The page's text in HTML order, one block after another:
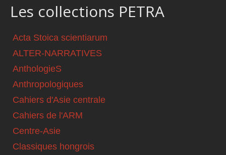
Les collections PETRA
Acta Stoica scientiarum
ALTER-NARRATIVES
AnthologieS
Anthropologiques
Cahiers d'Asie centrale
Cahiers de l'ARM
Centre-Asie
Classiques hongrois